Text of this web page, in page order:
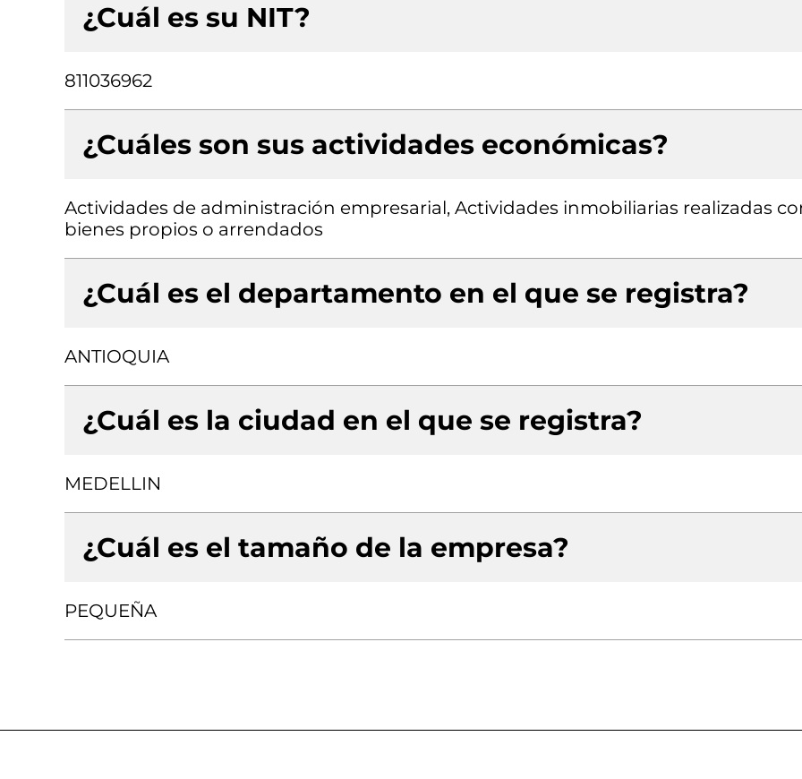
¿Cuál es su NIT?
811036962
¿Cuáles son sus actividades económicas?
Actividades de administración empresarial, Actividades inmobiliarias realizadas
bienes propios o arrendados
¿Cuál es el departamento en el que se registra?
ANTIOQUIA
¿Cuál es la ciudad en el que se registra?
MEDELLIN
¿Cuál es el tamaño de la empresa?
PEQUEÑA